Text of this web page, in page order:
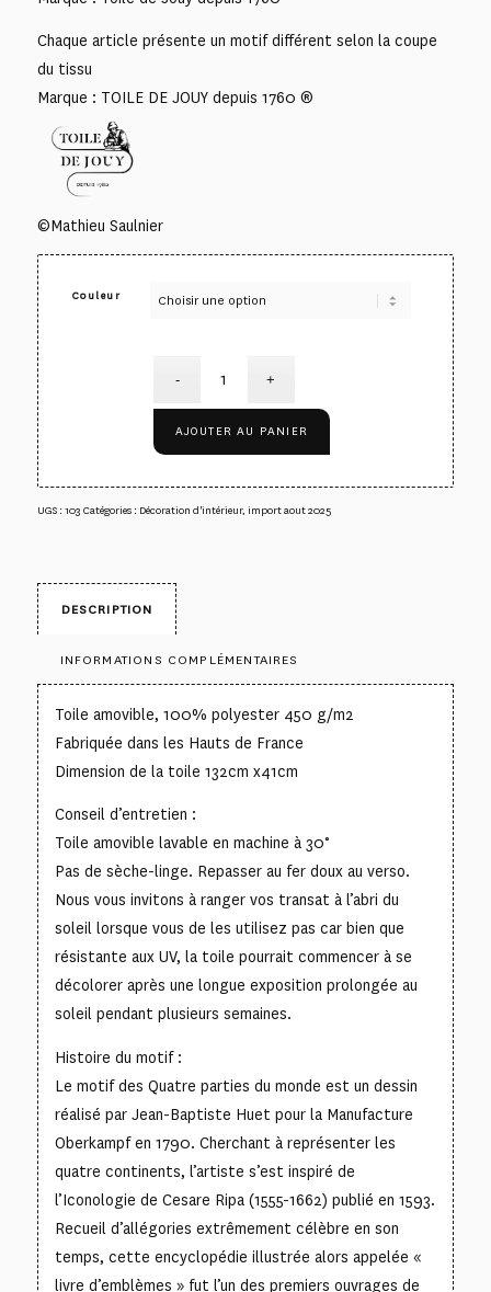
Chaque article présente un motif différent selon la coupe
du tissu
Marque : TOILE DE JOUY depuis 1760 ®
©Mathieu Saulnier
Couleur
AJOUTER AU PANIER
UGS :103 Catégories : Décoration d'intérieur, import aout 2025
DESCRIPTION
INFORMATIONS COMPLÉMENTAIRES
Toile amovible, 100% polyester 450 g/m2
Fabriquée dans les Hauts de France
Dimension de la toile 132cm x41cm
Conseil d’entretien :
Toile amovible lavable en machine à 30°
Pas de sèche-linge. Repasser au fer doux au verso.
Nous vous invitons à ranger vos transat à l’abri du
soleil lorsque vous de les utilisez pas car bien que
résistante aux UV, la toile pourrait commencer à se
décolorer après une longue exposition prolongée au
soleil pendant plusieurs semaines.
Histoire du motif :
Le motif des Quatre parties du monde est un dessin
réalisé par Jean-Baptiste Huet pour la Manufacture
Oberkampf en 1790. Cherchant à représenter les
quatre continents, l’artiste s’est inspiré de
l’Iconologie de Cesare Ripa (1555-1662) publié en 1593.
Recueil d’allégories extrêmement célèbre en son
temps, cette encyclopédie illustrée alors appelée «
livre d’emblèmes » fut l’un des premiers ouvrages de